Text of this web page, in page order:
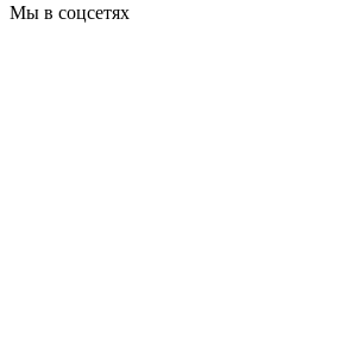
Мы в соцсетях